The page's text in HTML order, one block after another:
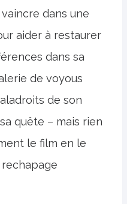
dans une
aider à restaurer
dans sa
de voyous
de son
quête – mais rien
le film en le